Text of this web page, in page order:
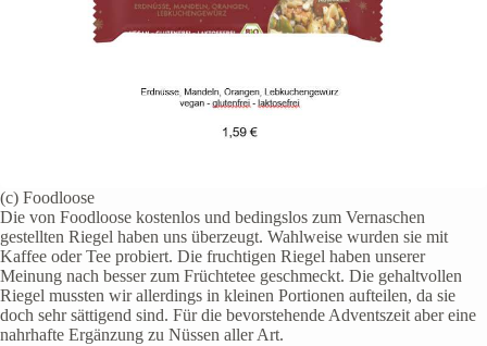
(c) Foodloose
Die von Foodloose kostenlos und bedingslos zum Vernaschen
gestellten Riegel haben uns überzeugt. Wahlweise wurden sie mit
Kaffee oder Tee probiert. Die fruchtigen Riegel haben unserer
Meinung nach besser zum Früchtetee geschmeckt. Die gehaltvollen
Riegel mussten wir allerdings in kleinen Portionen aufteilen, da sie
doch sehr sättigend sind. Für die bevorstehende Adventszeit aber eine
nahrhafte Ergänzung zu Nüssen aller Art.